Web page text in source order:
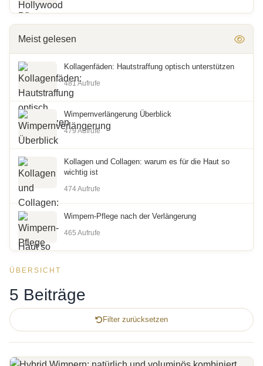
Meist gelesen
Kollagenfäden: Hautstraffung optisch unterstützen
481 Aufrufe
Wimpernverlängerung Überblick
479 Aufrufe
Kollagen und Collagen: warum es für die Haut so
wichtig ist
474 Aufrufe
Wimpern-Pflege nach der Verlängerung
465 Aufrufe
ÜBERSICHT
5 Beiträge
Filter zurücksetzen